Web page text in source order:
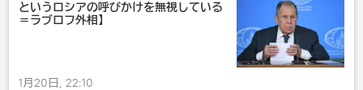
というロシアの呼びかけを無視している
＝ラブロフ外相】
1月20日, 22:10